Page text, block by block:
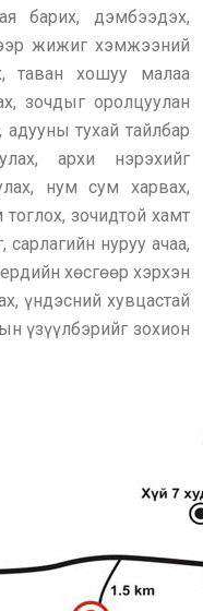
барих, дэмбээдэх,
жижиг хэмжээний
таван хошуу малаа
зочдыг оролцуулан
адууны тухай тайлбар
архи нэрэхийг
нум сум харвах,
зочидтой хамт
сарлагийн нуруу ачаа,
хөсгөөр хэрхэн
үндэсний хувцастай
үзүүлбэрийг зохион